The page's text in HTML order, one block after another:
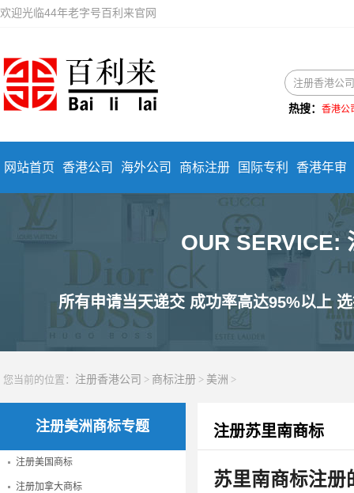
欢迎光临44年老字号百利来官网
热搜： 香港公
网站首页 香港公司 海外公司 商标注册 国际专利 香港年审
OUR SERVICE:
所有申请当天递交 成功率高达95%以上
您当前的位置： 注册香港公司 > 商标注册 > 美洲 >
注册美洲商标专题
注册美国商标
注册加拿大商标
注册苏里南商标
苏里南商标注册